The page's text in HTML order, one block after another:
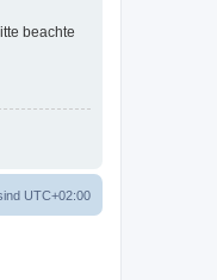
beachte
UTC+02:00